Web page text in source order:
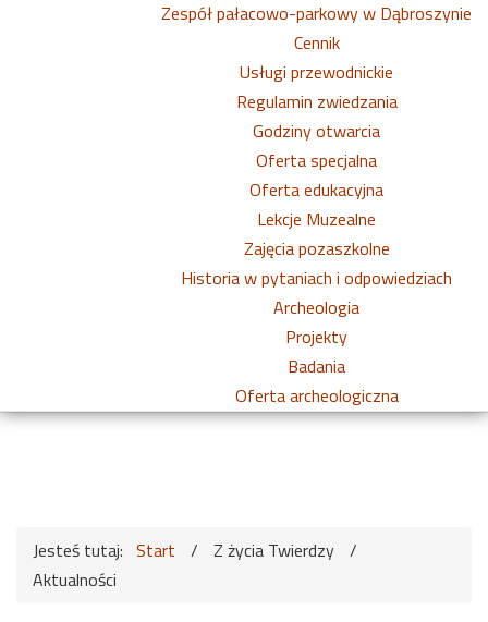
Zespół pałacowo-parkowy w Dąbroszynie
Cennik
Usługi przewodnickie
Regulamin zwiedzania
Godziny otwarcia
Oferta specjalna
Oferta edukacyjna
Lekcje Muzealne
Zajęcia pozaszkolne
Historia w pytaniach i odpowiedziach
Archeologia
Projekty
Badania
Oferta archeologiczna
Jesteś tutaj: Start / Z życia Twierdzy /
Aktualności